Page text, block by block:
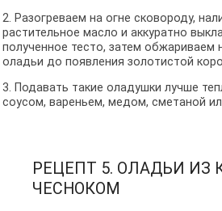
2. Разогреваем на огне сковороду,
растительное масло и аккуратно
полученное тесто, затем обжариваем
оладьи до появления золотистой
3. Подавать такие оладушки лучше
соусом, вареньем, медом, сметаной
РЕЦЕПТ 5. ОЛАДЬИ ИЗ
ЧЕСНОКОМ